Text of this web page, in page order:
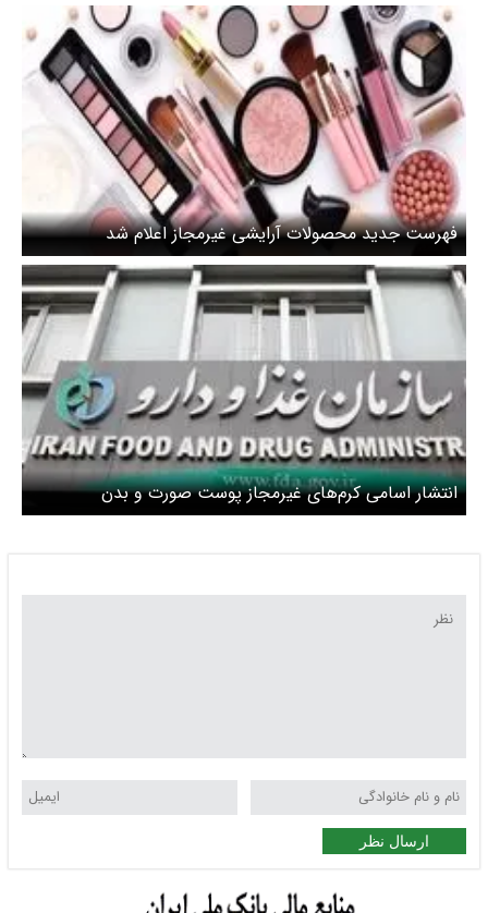
فهرست جدید محصولات آرایشی غیرمجاز اعلام شد
انتشار اسامی کرم‌های غیرمجاز پوست صورت و بدن
ارسال نظر